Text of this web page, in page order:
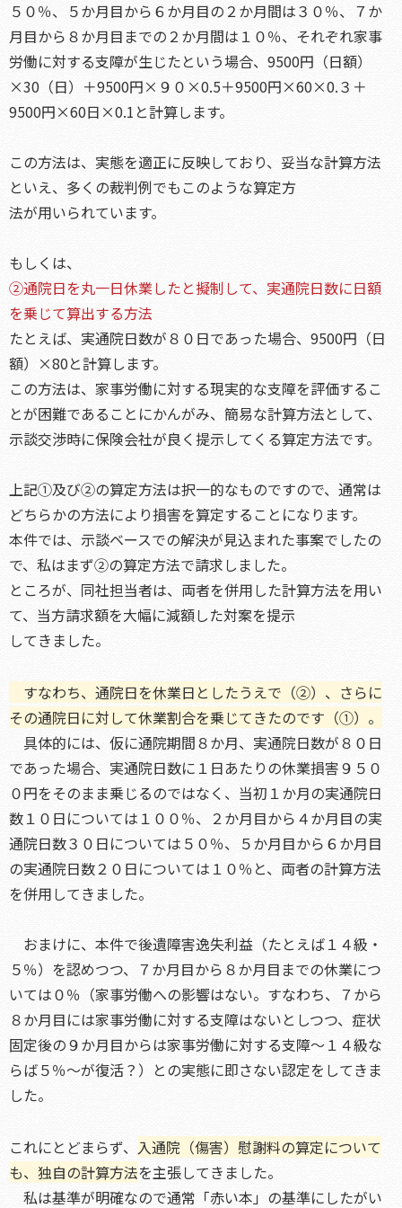
５０％、５か月目から６か月目の２か月間は３０％、７か
月目から８か月目までの２か月間は１０％、それぞれ家事
労働に対する支障が生じたという場合、9500円（日額）
×30（日）＋9500円×９０×0.5＋9500円×60×0.３＋
9500円×60日×0.1と計算します。
この方法は、実態を適正に反映しており、妥当な計算方法
といえ、多くの裁判例でもこのような算定方
法が用いられています。
もしくは、
②通院日を丸一日休業したと擬制して、実通院日数に日額
を乗じて算出する方法
たとえば、実通院日数が８０日であった場合、9500円（日
額）×80と計算します。
この方法は、家事労働に対する現実的な支障を評価するこ
とが困難であることにかんがみ、簡易な計算方法として、
示談交渉時に保険会社が良く提示してくる算定方法です。
上記①及び②の算定方法は択一的なものですので、通常は
どちらかの方法により損害を算定することになります。
本件では、示談ベースでの解決が見込まれた事案でしたの
で、私はまず②の算定方法で請求しました。
ところが、同社担当者は、両者を併用した計算方法を用い
て、当方請求額を大幅に減額した対案を提示
してきました。
すなわち、通院日を休業日としたうえで（②）、さらに
その通院日に対して休業割合を乗じてきたのです（①）。
具体的には、仮に通院期間８か月、実通院日数が８０日
であった場合、実通院日数に１日あたりの休業損害９５０
０円をそのまま乗じるのではなく、当初１か月の実通院日
数１０日については１００％、２か月目から４か月目の実
通院日数３０日については５０％、５か月目から６か月目
の実通院日数２０日については１０％と、両者の計算方法
を併用してきました。
おまけに、本件で後遺障害逸失利益（たとえば１４級・
５％）を認めつつ、７か月目から８か月目までの休業につ
いては０％（家事労働への影響はない。すなわち、７から
８か月目には家事労働に対する支障はないとしつつ、症状
固定後の９か月目からは家事労働に対する支障～１４級な
らば５％～が復活？）との実態に即さない認定をしてきま
した。
これにとどまらず、 入通院（傷害）慰謝料の算定について
も、独自の計算方法を主張してきました。
私は基準が明確なので通常「赤い本」の基準にしたがい